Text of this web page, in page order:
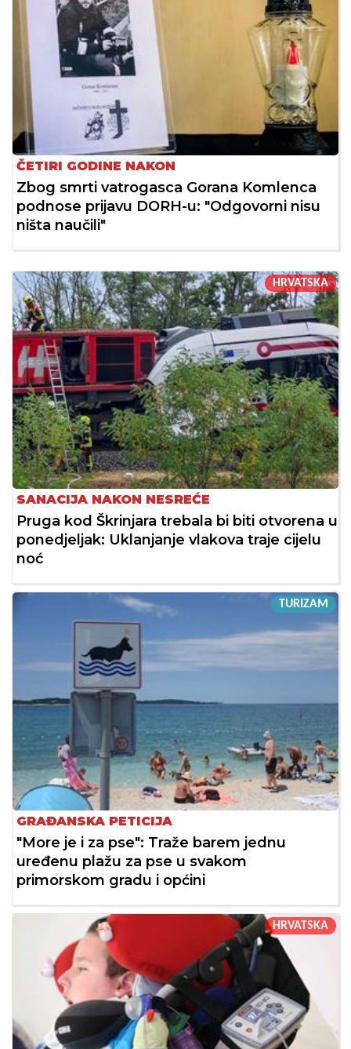
ČETIRI GODINE NAKON
Zbog smrti vatrogasca Gorana Komlenca
podnose prijavu DORH-u: "Odgovorni nisu
ništa naučili"
HRVATSKA
SANACIJA NAKON NESREĆE
Pruga kod Škrinjara trebala bi biti otvorena u
ponedjeljak: Uklanjanje vlakova traje cijelu
noć
TURIZAM
GRAĐANSKA PETICIJA
"More je i za pse": Traže barem jednu
uređenu plažu za pse u svakom
primorskom gradu i općini
HRVATSKA